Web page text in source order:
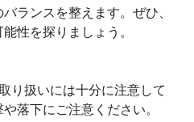
ランスを整えます。ぜひ、
性を探りましょう。
り扱いには十分に注意して
落下にご注意ください。